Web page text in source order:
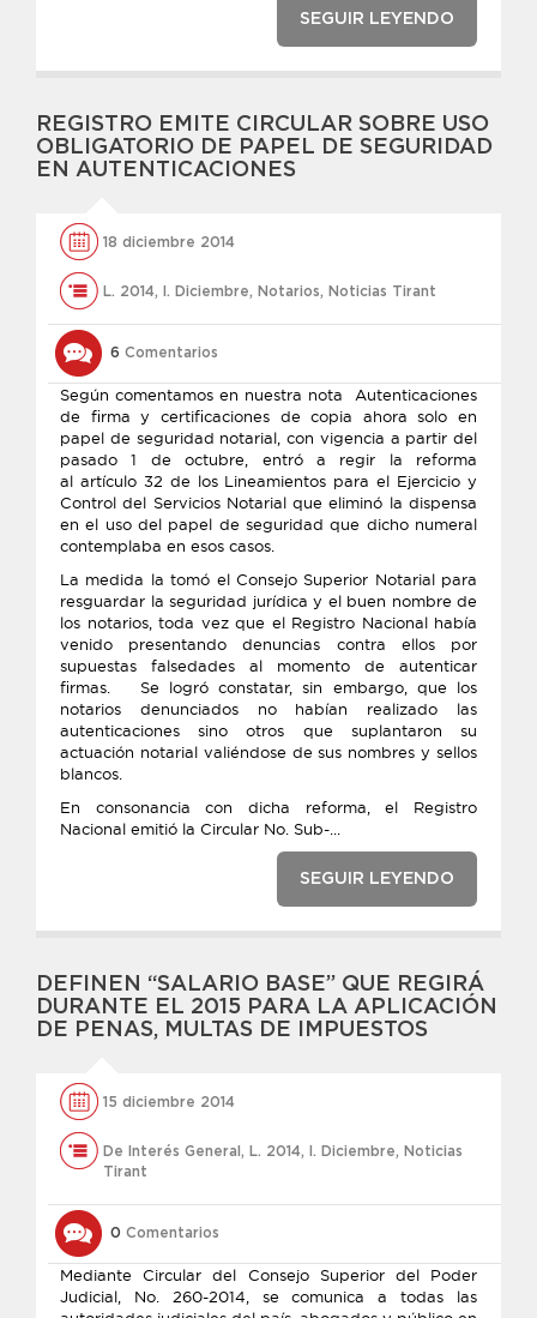
SEGUIR LEYENDO
REGISTRO EMITE CIRCULAR SOBRE USO
OBLIGATORIO DE PAPEL DE SEGURIDAD
EN AUTENTICACIONES
18 diciembre 2014
L. 2014, l. Diciembre, Notarios, Noticias Tirant
6 Comentarios
Según comentamos en nuestra nota Autenticaciones
de firma y certificaciones de copia ahora solo en
papel de seguridad notarial, con vigencia a partir del
pasado 1 de octubre, entró a regir la reforma
al artículo 32 de los Lineamientos para el Ejercicio y
Control del Servicios Notarial que eliminó la dispensa
en el uso del papel de seguridad que dicho numeral
contemplaba en esos casos.
La medida la tomó el Consejo Superior Notarial para
resguardar la seguridad jurídica y el buen nombre de
los notarios, toda vez que el Registro Nacional había
venido presentando denuncias contra ellos por
supuestas falsedades al momento de autenticar
firmas. Se logró constatar, sin embargo, que los
notarios denunciados no habían realizado las
autenticaciones sino otros que suplantaron su
actuación notarial valiéndose de sus nombres y sellos
blancos.
En consonancia con dicha reforma, el Registro
Nacional emitió la Circular No. Sub-...
SEGUIR LEYENDO
DEFINEN “SALARIO BASE” QUE REGIRÁ
DURANTE EL 2015 PARA LA APLICACIÓN
DE PENAS, MULTAS DE IMPUESTOS
15 diciembre 2014
De Interés General , L. 2014, l. Diciembre, Noticias
Tirant
0 Comentarios
Mediante Circular del Consejo Superior del Poder
Judicial, No. 260-2014, se comunica a todas las